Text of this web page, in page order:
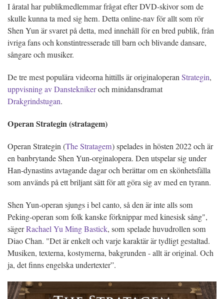
I åratal har publikmedlemmar frågat efter DVD-skivor som de
skulle kunna ta med sig hem. Detta online-nav för allt som rör
Shen Yun är svaret på detta, med innehåll för en bred publik, från
ivriga fans och konstintresserade till barn och blivande dansare,
sångare och musiker.
De tre mest populära videorna hittills är originaloperanStrategin,
uppvisning av Dansteknikeroch minidansdramat
Drakgrindstugan.
Operan Strategin (stratagem)
Operan Strategin (The Stratagem) spelades in hösten 2022 och är
en banbrytande Shen Yun-orginalopera. Den utspelar sig under
Han-dynastins avtagande dagar och berättar om en skönhetsfälla
som används på ett briljant sätt för att göra sig av med en tyrann.
Shen Yun-operan sjungs i bel canto, så den är inte alls som
Peking-operan som folk kanske förknippar med kinesisk sång",
sägerRachael Yu Ming Bastick, som spelade huvudrollen som
Diao Chan. "Det är enkelt och varje karaktär är tydligt gestaltad.
Musiken, texterna, kostymerna, bakgrunden - allt är original. Och
ja, det finns engelska undertexter”.